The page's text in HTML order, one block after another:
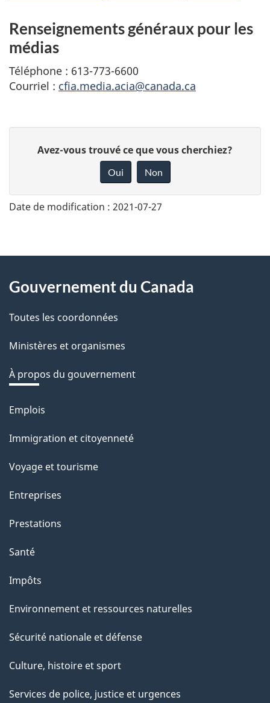
Renseignements généraux pour les
médias
Téléphone : 613-773-6600
Courriel : cfia.media.acia@canada.ca
n
v
o
t
r
r
é
t
r
a
c
i
o
s
u
c
e
t
e
Avez-vous trouvé ce que vous cherchiez?
Oui Non
Date de modification : 2021-07-27
About
this
site
Gouvernement du Canada
Toutes les coordonnées
Ministères et organismes
À propos du gouvernement
Thèmes
sujets
Emplois
Immigration et citoyenneté
Voyage et tourisme
Entreprises
Prestations
Santé
Impôts
Environnement et ressources naturelles
Sécurité nationale et défense
Culture, histoire et sport
Services de police, justice et urgences